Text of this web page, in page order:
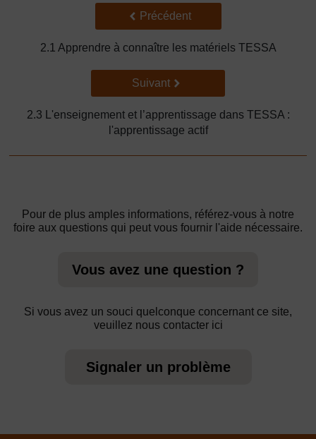
Précédent
Précédent
2.1 Apprendre à connaître les matériels TESSA
Suivant
Suivant
2.3 L'enseignement et l’apprentissage dans TESSA :
l'apprentissage actif
Pour de plus amples informations, référez-vous à notre
foire aux questions qui peut vous fournir l'aide nécessaire.
Vous avez une question ?
Si vous avez un souci quelconque concernant ce site,
veuillez nous contacter ici
Signaler un problème